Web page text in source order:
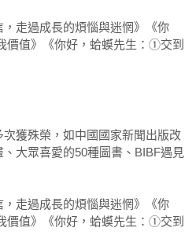
走過成長的煩惱與迷惘》《你
價值》《你好，蛤蟆先生：①交到
獲殊榮，如中國國家新聞出版改
大眾喜愛的50種圖書、BIBF遇見
走過成長的煩惱與迷惘》《你
價值》《你好，蛤蟆先生：①交到